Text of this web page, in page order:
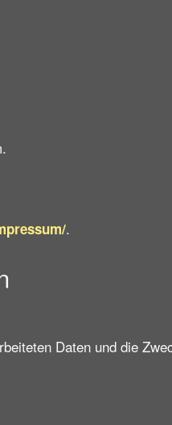
.
Daten und die